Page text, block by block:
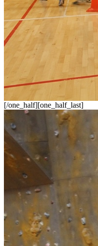
[/one_half][one_half_last]